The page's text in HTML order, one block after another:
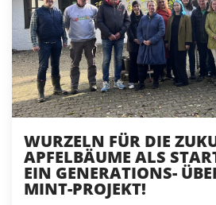
WURZELN FÜR DIE
APFELBÄUME ALS
EIN GENERATIONS-
MINT-PROJEKT!